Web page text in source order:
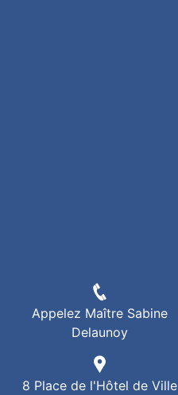
Appelez Maître Sabine
Delaunoy
8 Place de l'Hôtel de Ville